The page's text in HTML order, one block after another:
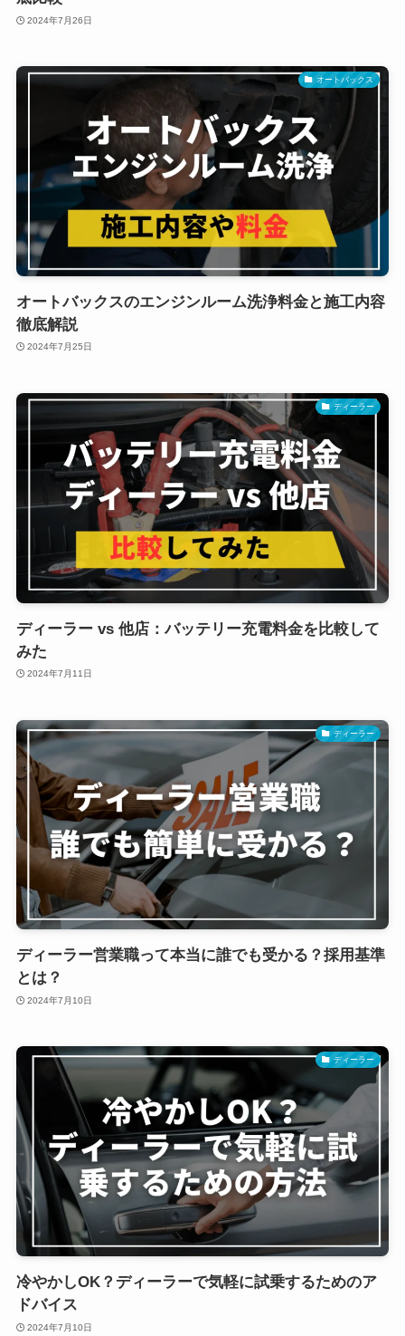
2024年7月26日
オートバックス
オートバックスのエンジンルーム洗浄料金と施工内容
徹底解説
2024年7月25日
ディーラー
ディーラー vs 他店：バッテリー充電料金を比較して
みた
2024年7月11日
ディーラー
ディーラー営業職って本当に誰でも受かる？採用基準
とは？
2024年7月10日
ディーラー
冷やかしOK？ディーラーで気軽に試乗するためのア
ドバイス
2024年7月10日